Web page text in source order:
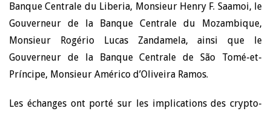
Banque Centrale du Liberia, Monsieur Henry F. Saamoi, le
Gouverneur de la Banque Centrale du Mozambique,
Monsieur Rogério Lucas Zandamela, ainsi que le
Gouverneur de la Banque Centrale de São Tomé-et-
Príncipe, Monsieur Américo d’Oliveira Ramos.
Les échanges ont porté sur les implications des crypto-